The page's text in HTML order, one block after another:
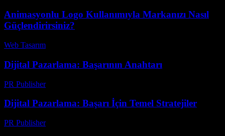
Animasyonlu Logo Kullanımıyla Markanızı Nasıl
Güçlendirirsiniz?
Web Tasarım
Dijital Pazarlama: Başarının Anahtarı
PR Publisher-
Dijital Pazarlama: Başarı İçin Temel Stratejiler
PR Publisher-